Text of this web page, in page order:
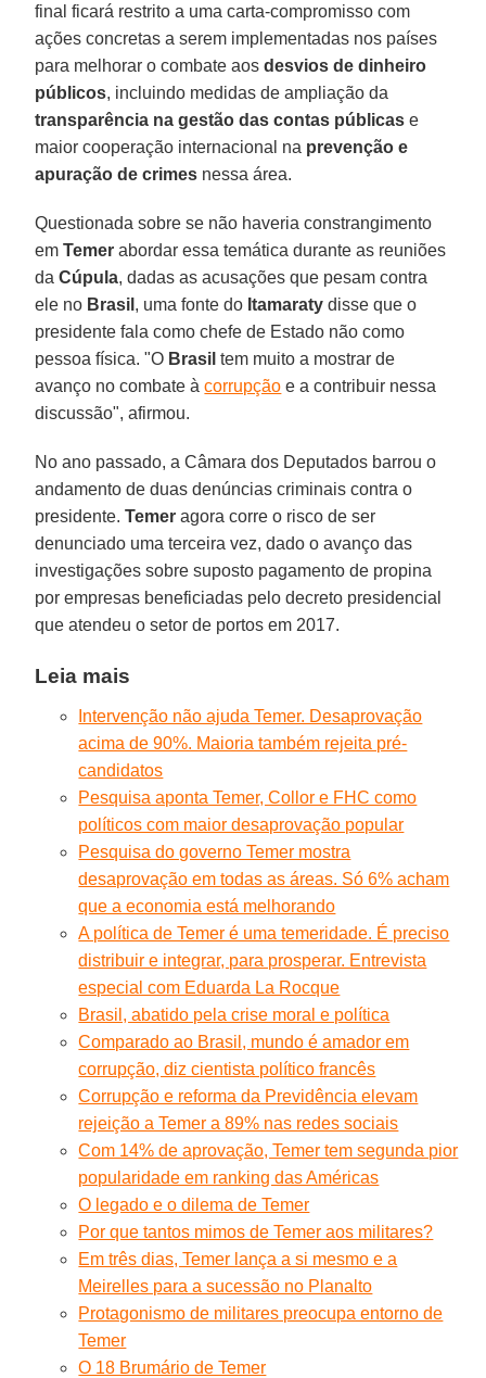
final ficará restrito a uma carta-compromisso com
ações concretas a serem implementadas nos países
para melhorar o combate aosdesvios de dinheiro
públicos, incluindo medidas de ampliação da
transparência na gestão das contas públicas e
maior cooperação internacional na prevenção e
apuração de crimes nessa área.
Questionada sobre se não haveria constrangimento
em Temer abordar essa temática durante as reuniões
daCúpula, dadas as acusações que pesam contra
ele no Brasil , uma fonte do Itamaraty disse que o
presidente fala como chefe de Estado não como
pessoa física. "O Brasil tem muito a mostrar de
avanço no combate àcorrupção e a contribuir nessa
discussão", afirmou.
No ano passado, a Câmara dos Deputados barrou o
andamento de duas denúncias criminais contra o
presidente.Temer agora corre o risco de ser
denunciado uma terceira vez, dado o avanço das
investigações sobre suposto pagamento de propina
por empresas beneficiadas pelo decreto presidencial
que atendeu o setor de portos em 2017.
Leia mais
Intervenção não ajuda Temer. Desaprovação
acima de 90%. Maioria também rejeita pré-
candidatos
Pesquisa aponta Temer, Collor e FHC como
políticos com maior desaprovação popular
Pesquisa do governo Temer mostra
desaprovação em todas as áreas. Só 6% acham
que a economia está melhorando
A política de Temer é uma temeridade. É preciso
distribuir e integrar, para prosperar. Entrevista
especial com Eduarda La Rocque
Brasil, abatido pela crise moral e política
Comparado ao Brasil, mundo é amador em
corrupção, diz cientista político francês
Corrupção e reforma da Previdência elevam
rejeição a Temer a 89% nas redes sociais
Com 14% de aprovação, Temer tem segunda pior
popularidade em ranking das Américas
O legado e o dilema de Temer
Por que tantos mimos de Temer aos militares?
Em três dias, Temer lança a si mesmo e a
Meirelles para a sucessão no Planalto
Protagonismo de militares preocupa entorno de
Temer
O 18 Brumário de Temer